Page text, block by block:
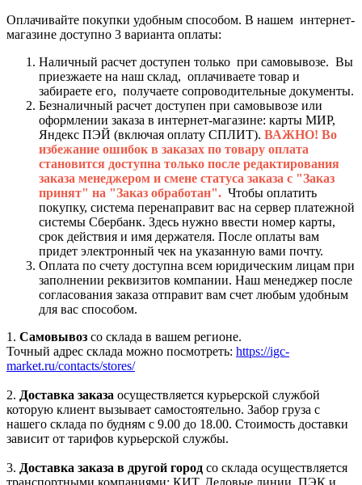
Оплачивайте покупки удобным способом. В нашем интернет-
магазине доступно 3 варианта оплаты:
Наличный расчет доступен только при самовывозе. Вы
приезжаете на наш склад, оплачиваете товар и
забираете его, получаете сопроводительные документы.
Безналичный расчет доступен при самовывозе или
оформлении заказа в интернет-магазине: карты МИР,
Яндекс ПЭЙ (включая оплату СПЛИТ). ВАЖНО! Во
избежание ошибок в заказах по товару оплата
становится доступна только после редактирования
заказа менеджером и смене статуса заказа с "Заказ
принят" на "Заказ обработан". Чтобы оплатить
покупку, система перенаправит вас на сервер платежной
системы Сбербанк. Здесь нужно ввести номер карты,
срок действия и имя держателя. После оплаты вам
придет электронный чек на указанную вами почту.
Оплата по счету доступна всем юридическим лицам при
заполнении реквизитов компании. Наш менеджер после
согласования заказа отправит вам счет любым удобным
для вас способом.
1. Самовывоз со склада в вашем регионе.
Точный адрес склада можно посмотреть: https://igc-
market.ru/contacts/stores/
2. Доставка заказа осуществляется курьерской службой
которую клиент вызывает самостоятельно. Забор груза с
нашего склада по будням с 9.00 до 18.00. Стоимость доставки
зависит от тарифов курьерской службы.
3. Доставка заказа в другой город со склада осуществляется
транспортными компаниями: КИТ, Деловые линии, ПЭК и